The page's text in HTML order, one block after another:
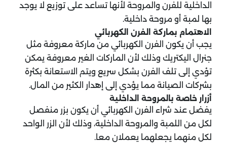
الداخلية للفرن والمروحة لأنها تساعد على توزيع لا يوجد
بها لمبة أو مروحة داخلية.
الاهتمام بماركة الفرن الكهربائي
يجب أن يكون الفرن الكهربائي من ماركة معروفة مثل
جنرال اليكتريك وذلك لأن الماركات الغير معروفة يمكن
تؤدي إلى تلف الفرن بشكل سريع ويتم الاستعانة بكثرة
بشركات الصيانة مما يؤدي إلى إهدار الكثير من المال.
أزرار خاصة بالمروحة الداخلية
يفضل عند شراء الفرن الكهربائي أن يكون بزر منفصل
لكل من اللمبة والمروحة الداخلية، وذلك لأن الزر الواحد
لكل منهما يجعلهما يعملان معا.